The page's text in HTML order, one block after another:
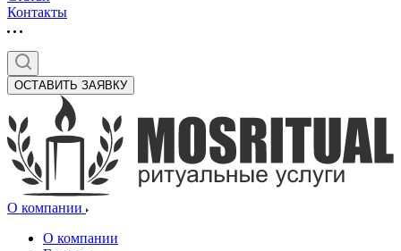
Контакты
ОСТАВИТЬ ЗАЯВКУ
О компании
О компании